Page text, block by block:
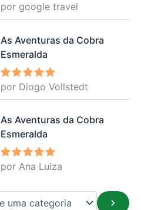
Avalia
ção 3
por google travel
As Aventuras da Cobra
Esmeralda
Avaliação
5
por Diogo Vollstedt
As Aventuras da Cobra
Esmeralda
Avaliação
5
por Ana Luiza